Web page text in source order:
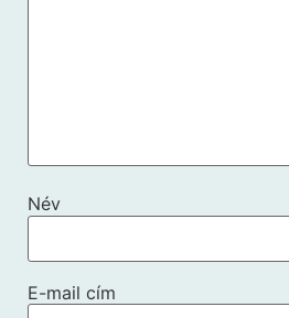
Név
E-mail cím